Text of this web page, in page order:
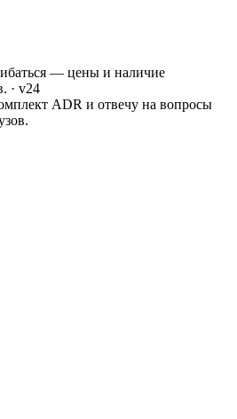
— цены и наличие
· v24
ADR и отвечу на вопросы